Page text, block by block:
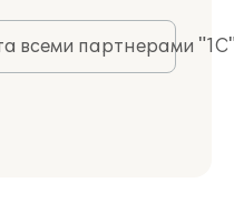
всеми партнерами